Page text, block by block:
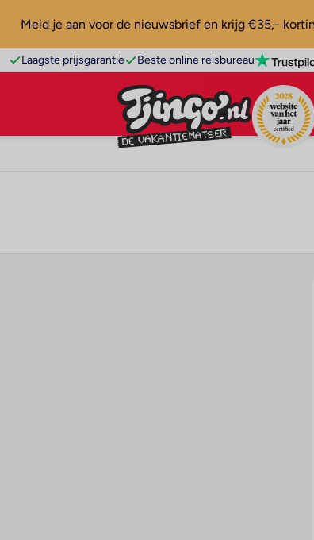
Meld je aan voor de nieuwsbrief en krijg €35,-
Laagste prijsgarantie Beste online reisbureau